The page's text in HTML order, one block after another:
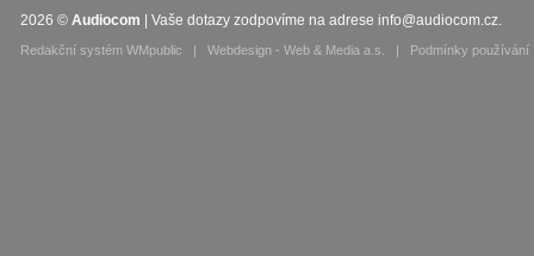
2026 © Audiocom | Vaše dotazy zodpovíme na adrese info@audiocom.cz.
Redakční systém WMpublic | Webdesign - Web & Media a.s. | Podmínky používání